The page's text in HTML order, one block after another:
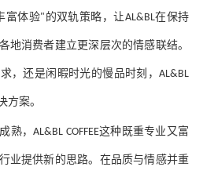
富体验" 的双轨策略，让AL&BL在保持
地消费者建立更深层次的情感联结。
，还是闲暇时光的慢品时刻，AL&BL
方案。
熟，AL&BL COFFEE这种既重专业又富
业提供新的思路。在品质与情感并重